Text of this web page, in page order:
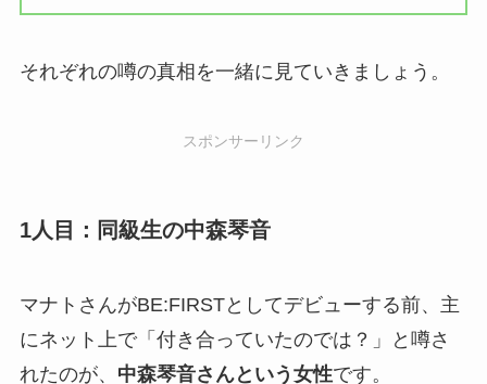
それぞれの噂の真相を一緒に見ていきましょう。
スポンサーリンク
1人目：同級生の中森琴音
マナトさんがBE:FIRSTとしてデビューする前、主
にネット上で「付き合っていたのでは？」と噂さ
れたのが、 中森琴音さんという女性です。